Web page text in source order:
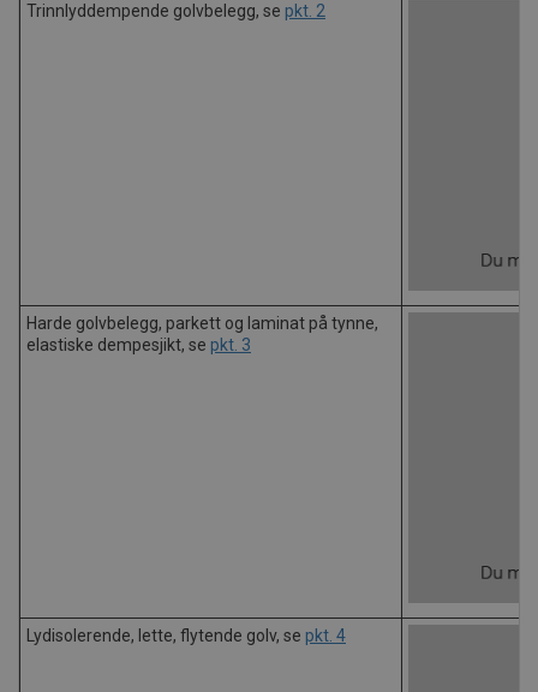
Trinnlyddempende golvbelegg, se pkt. 2
Harde golvbelegg, parkett og laminat på tynne,
elastiske dempesjikt, se pkt. 3
Lydisolerende, lette, flytende golv, se pkt. 4